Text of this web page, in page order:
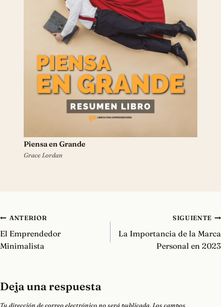
Piensa en Grande
Grace Lordan
Navegación
de
entradas
ANTERIOR
El Emprendedor
Minimalista
SIGUIENTE
La Importancia de la Marca
Personal en 2023
Deja una respuesta
Tu dirección de correo electrónico no será publicada. Los campos